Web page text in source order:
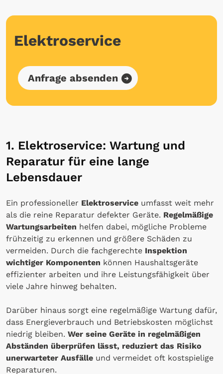
Elektroservice
Anfrage absenden
1. Elektroservice: Wartung und
Reparatur für eine lange
Lebensdauer
Ein professioneller Elektroservice umfasst weit mehr
als die reine Reparatur defekter Geräte. Regelmäßige
Wartungsarbeiten helfen dabei, mögliche Probleme
frühzeitig zu erkennen und größere Schäden zu
vermeiden. Durch die fachgerechte Inspektion
wichtiger Komponenten können Haushaltsgeräte
effizienter arbeiten und ihre Leistungsfähigkeit über
viele Jahre hinweg behalten.
Darüber hinaus sorgt eine regelmäßige Wartung dafür,
dass Energieverbrauch und Betriebskosten möglichst
niedrig bleiben. Wer seine Geräte in regelmäßigen
Abständen überprüfen lässt, reduziert das Risiko
unerwarteter Ausfälle und vermeidet oft kostspielige
Reparaturen.